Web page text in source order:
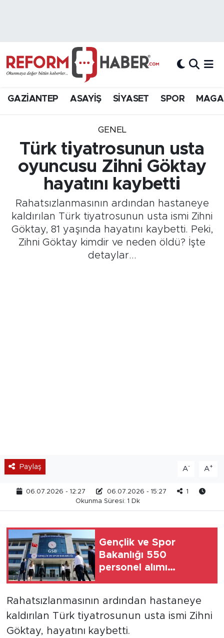
GAZİANTEP ASAYİŞ SİYASET SPOR
GENEL
Türk tiyatrosunun usta
oyuncusu Zihni Göktay
hayatını kaybetti
Rahatsızlanmasının ardından hastaneye
kaldırılan Türk tiyatrosunun usta ismi Zihni
Göktay, 81 yaşında hayatını kaybetti. Peki,
Zihni Göktay kimdir ve neden öldü? İşte
detaylar...
Paylaş A- A+
06.07.2026 - 12:27 06.07.2026 - 15:27
1
Okunma Süresi: 1 Dk
Gençlik ve Spor
Bakanlığı 550
personel alımı
oldu
Rahatsızlanmasının ardından hastaneye
kaldırılan Türk tiyatrosunun usta ismi Zihni
Göktay, hayatını kaybetti.
Hava Durumu
Süper Lig Puan Durumu ve Fikstür
Tüm Manşetler
Son Dakika Haberleri
Haber Arşivi